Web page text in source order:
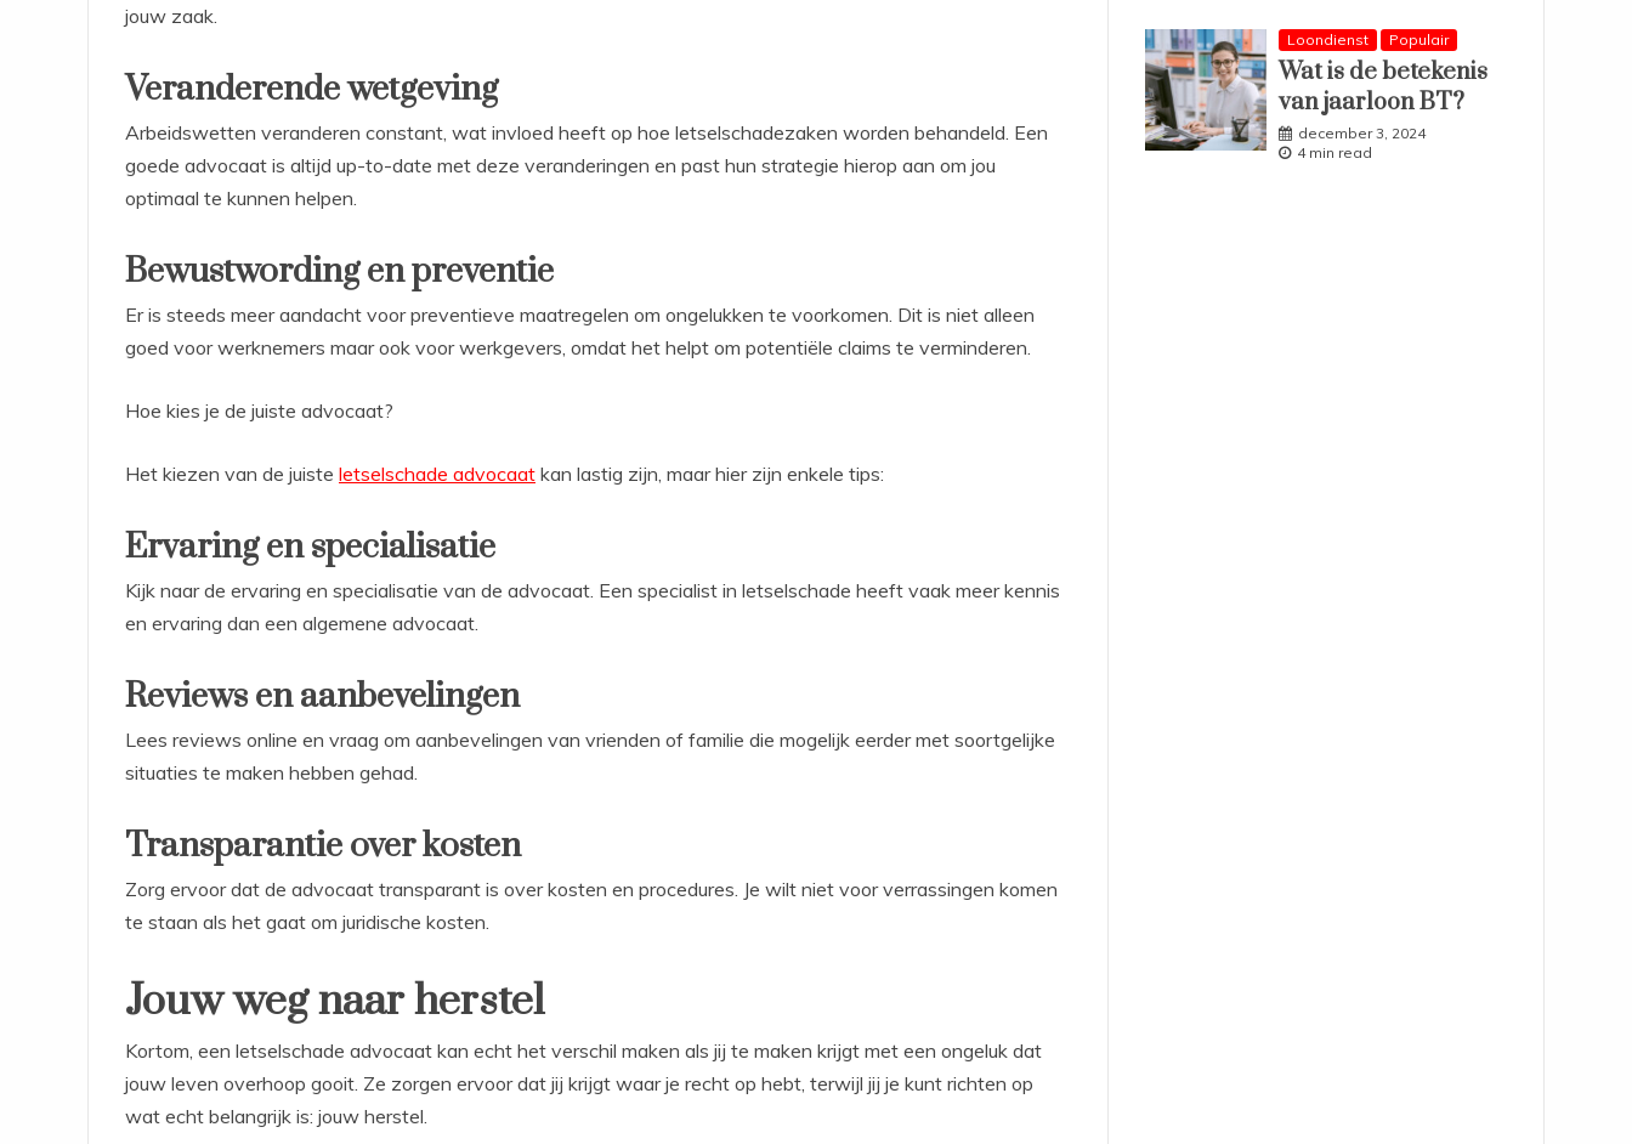
jouw zaak.
Veranderende wetgeving
Arbeidswetten veranderen constant, wat invloed heeft op hoe letselschadezaken worden behandeld. Een
goede advocaat is altijd up-to-date met deze veranderingen en past hun strategie hierop aan om jou
optimaal te kunnen helpen.
Bewustwording en preventie
Er is steeds meer aandacht voor preventieve maatregelen om ongelukken te voorkomen. Dit is niet alleen
goed voor werknemers maar ook voor werkgevers, omdat het helpt om potentiële claims te verminderen.
Hoe kies je de juiste advocaat?
Het kiezen van de juiste letselschade advocaat kan lastig zijn, maar hier zijn enkele tips:
Ervaring en specialisatie
Kijk naar de ervaring en specialisatie van de advocaat. Een specialist in letselschade heeft vaak meer kennis
en ervaring dan een algemene advocaat.
Reviews en aanbevelingen
Lees reviews online en vraag om aanbevelingen van vrienden of familie die mogelijk eerder met soortgelijke
situaties te maken hebben gehad.
Transparantie over kosten
Zorg ervoor dat de advocaat transparant is over kosten en procedures. Je wilt niet voor verrassingen komen
te staan als het gaat om juridische kosten.
Jouw weg naar herstel
Kortom, een letselschade advocaat kan echt het verschil maken als jij te maken krijgt met een ongeluk dat
jouw leven overhoop gooit. Ze zorgen ervoor dat jij krijgt waar je recht op hebt, terwijl jij je kunt richten op
wat echt belangrijk is: jouw herstel.
Loondienst Populair
Wat is de betekenis
van jaarloon BT?
december 3, 2024
4 min read